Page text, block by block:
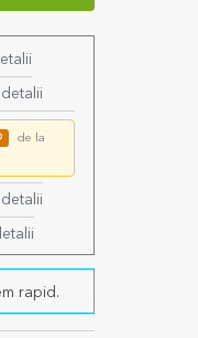
de la
rapid.